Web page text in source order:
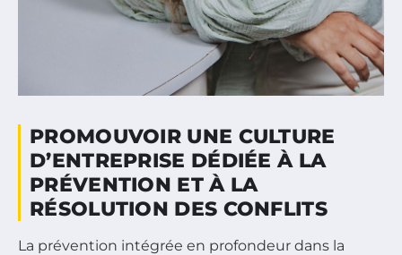
PROMOUVOIR UNE CULTURE
D’ENTREPRISE DÉDIÉE À LA
PRÉVENTION ET À LA
RÉSOLUTION DES CONFLITS
La prévention intégrée en profondeur dans la